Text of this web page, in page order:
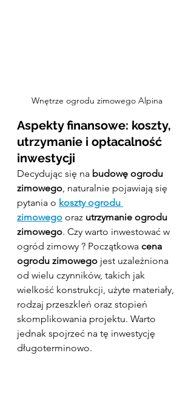
Wnętrze ogrodu zimowego Alpina
Aspekty finansowe: koszty,
utrzymanie i opłacalność
inwestycji
Decydując się na budowę ogrodu
zimowego, naturalnie pojawiają się
pytania o koszty ogrodu
zimowego oraz utrzymanie ogrodu
zimowego. Czy warto inwestować w
ogród zimowy ? Początkowa cena
ogrodu zimowego jest uzależniona
od wielu czynników, takich jak
wielkość konstrukcji, użyte materiały,
rodzaj przeszkleń oraz stopień
skomplikowania projektu. Warto
jednak spojrzeć na tę inwestycję
długoterminowo.